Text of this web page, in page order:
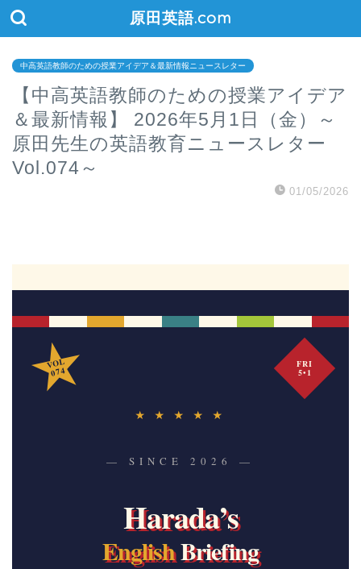
原田英語.com
中高英語教師のための授業アイデア＆最新情報ニュースレター
【中高英語教師のための授業アイデア
＆最新情報】 2026年5月1日（金）～
原田先生の英語教育ニュースレター
Vol.074～
01/05/2026
VOL
074
FRI
5•1
★ ★ ★ ★ ★
— SINCE 2026 —
Harada’s
EnglishBriefing